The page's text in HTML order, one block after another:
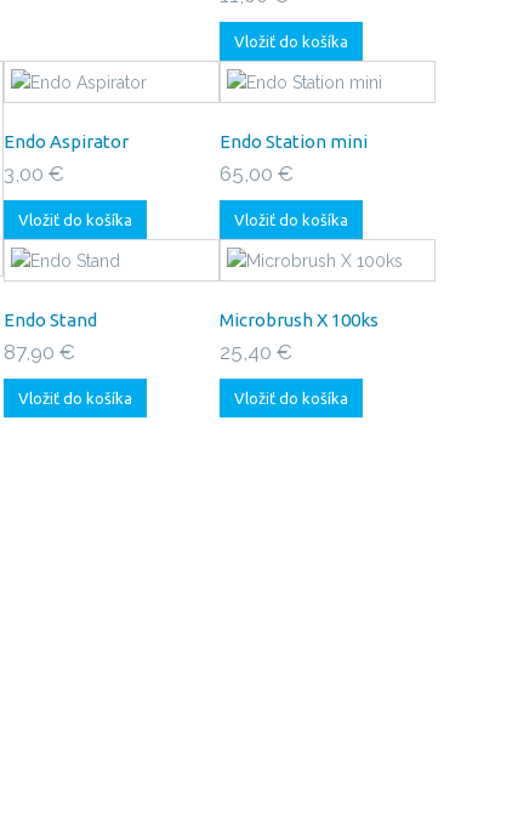
Vložiť do košíka
Endo Aspirator
3,00 €
Vložiť do košíka
Endo Station mini
65,00 €
Vložiť do košíka
Endo Stand
87,90 €
Vložiť do košíka
Microbrush X 100ks
25,40 €
Vložiť do košíka